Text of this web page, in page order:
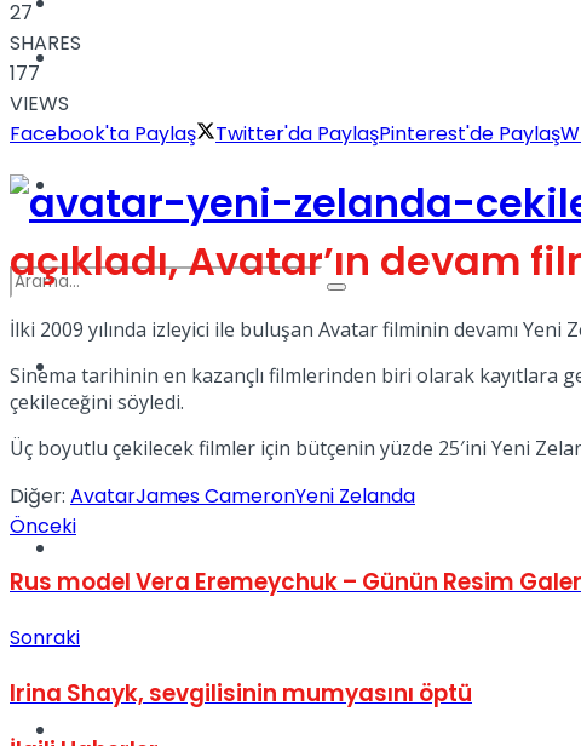
Dünya
Türkiye
Podcast
No Result
View All Result
27
SHARES
177
VIEWS
Facebook'ta Paylaş
Twitter'da PaylaşPinterest'de Paylaş
açıkladı, Avatar’ın devam
İlki 2009 yılında izleyici ile buluşan Avatar filminin devamı Yeni
Sinema tarihinin en kazançlı filmlerinden biri olarak kayıtlara
çekileceğini söyledi.
Üç boyutlu çekilecek filmler için bütçenin yüzde 25′ini Yeni
Diğer: AvatarJames CameronYeni Zelanda
Önceki
Rus model Vera Eremeychuk – Günün Resim
Sonraki
Irina Shayk, sevgilisinin mumyasını öptü